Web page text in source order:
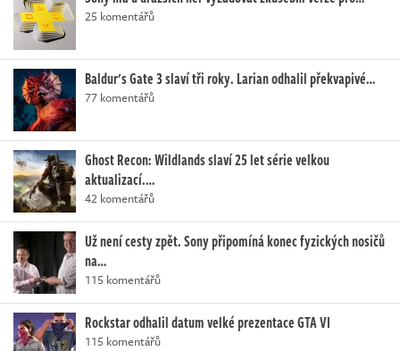
25 komentářů
Baldur's Gate 3 slaví tři roky. Larian odhalil překvapivé…
77 komentářů
Ghost Recon: Wildlands slaví 25 let série velkou
aktualizací.…
42 komentářů
Už není cesty zpět. Sony připomíná konec fyzických nosičů
na…
115 komentářů
Rockstar odhalil datum velké prezentace GTA VI
115 komentářů